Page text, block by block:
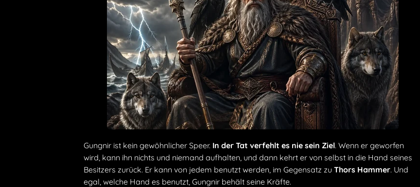
Gungnir ist kein gewöhnlicher Speer. In der Tat verfehlt es nie sein Ziel. Wenn er geworfen
wird, kann ihn nichts und niemand aufhalten, und dann kehrt er von selbst in die Hand seines
Besitzers zurück. Er kann von jedem benutzt werden, im Gegensatz zu Thors Hammer. Und
egal, welche Hand es benutzt, Gungnir behält seine Kräfte.